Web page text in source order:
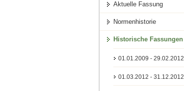
Aktuelle Fassung
Normenhistorie
Historische Fassungen
01.01.2009 - 29.02.2012
01.03.2012 - 31.12.2012